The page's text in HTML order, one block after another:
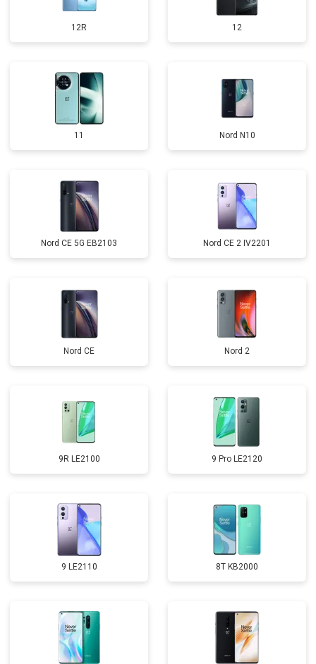
12R 12
11 Nord N10
Nord CE 5G EB2103 Nord CE 2 IV2201
Nord CE Nord 2
9R LE2100 9 Pro LE2120
9 LE2110 8T KB2000